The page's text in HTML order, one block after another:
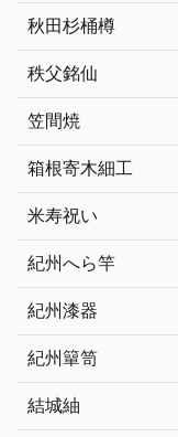
秋田杉桶樽
秩父銘仙
笠間焼
箱根寄木細工
米寿祝い
紀州へら竿
紀州漆器
紀州簞笥
結城紬